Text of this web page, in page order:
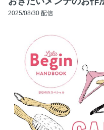
2025/08/30 配信